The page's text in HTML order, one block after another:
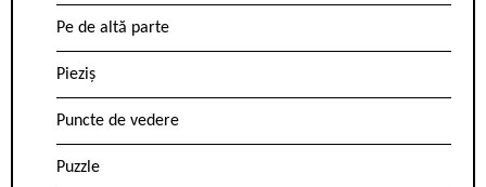
Pe de altă parte
Pieziș
Puncte de vedere
Puzzle